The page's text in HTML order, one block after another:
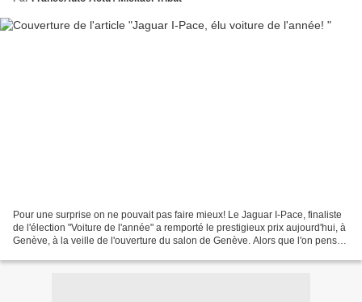
Pour une surprise on ne pouvait pas faire mieux! Le Jaguar I-Pace, finaliste
de l'élection "Voiture de l'année" a remporté le prestigieux prix aujourd'hui, à
Genève, à la veille de l'ouverture du salon de Genève. Alors que l'on pensait